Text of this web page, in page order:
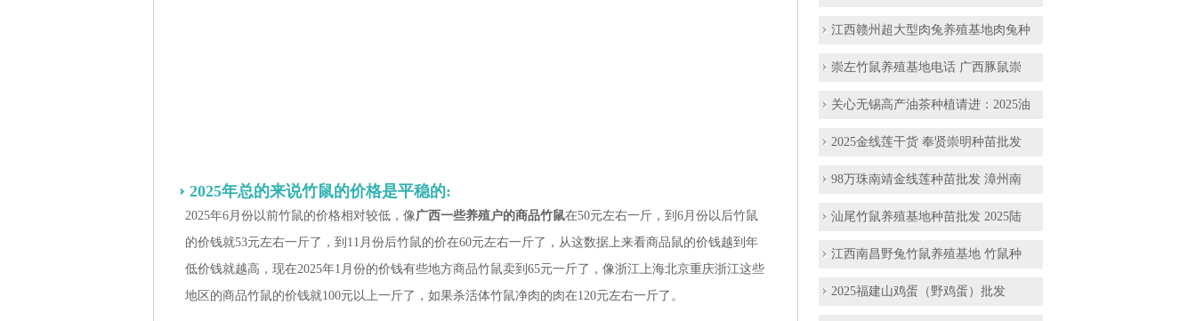
2025年总的来说竹鼠的价格是平稳的:
2025年6月份以前竹鼠的价格相对较低，像广西一些养殖户的商品竹鼠在50元左右一斤，到6月份以后竹鼠
的价钱就53元左右一斤了，到11月份后竹鼠的价在60元左右一斤了，从这数据上来看商品鼠的价钱越到年
低价钱就越高，现在2025年1月份的价钱有些地方商品竹鼠卖到65元一斤了，像浙江上海北京重庆浙江这些
地区的商品竹鼠的价钱就100元以上一斤了，如果杀活体竹鼠净肉的肉在120元左右一斤了。
江西赣州超大型肉兔养殖基地肉兔种
崇左竹鼠养殖基地电话 广西豚鼠崇
关心无锡高产油茶种植请进：2025油
2025金线莲干货 奉贤崇明种苗批发
98万珠南靖金线莲种苗批发 漳州南
汕尾竹鼠养殖基地种苗批发 2025陆
江西南昌野兔竹鼠养殖基地 竹鼠种
2025福建山鸡蛋（野鸡蛋）批发